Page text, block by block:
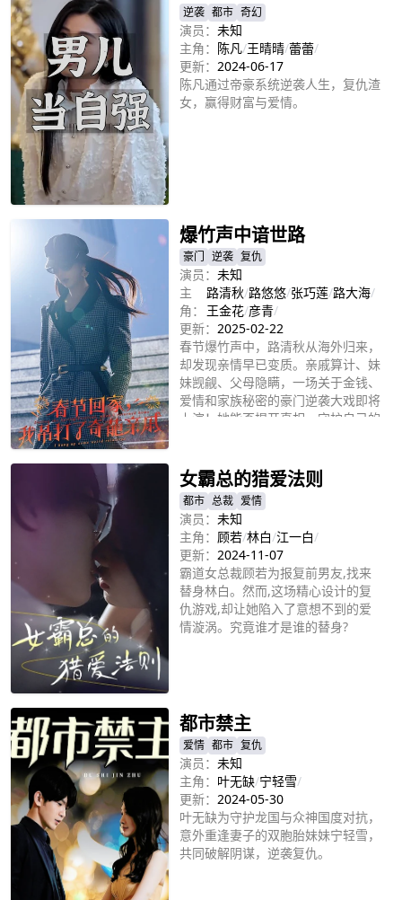
逆袭 都市 奇幻
演员： 未知
主角： 陈凡/王晴晴/蕾蕾/
更新： 2024-06-17
陈凡通过帝豪系统逆袭人生，复仇渣
女，赢得财富与爱情。
爆竹声中谙世路
豪门 逆袭 复仇
演员： 未知
主
角：
路清秋/路悠悠/张巧莲/路大海/
王金花/彦青/
更新： 2025-02-22
春节爆竹声中，路清秋从海外归来，
却发现亲情早已变质。亲戚算计、妹
妹觊觎、父母隐瞒，一场关于金钱、
爱情和家族秘密的豪门逆袭大戏即将
上演！她能否揭开真相，守护自己的
女霸总的猎爱法则
都市 总裁 爱情
演员： 未知
主角： 顾若/林白/江一白/
更新： 2024-11-07
霸道女总裁顾若为报复前男友,找来
替身林白。然而,这场精心设计的复
仇游戏,却让她陷入了意想不到的爱
情漩涡。究竟谁才是谁的替身?
都市禁主
爱情 都市 复仇
演员： 未知
主角： 叶无缺/宁轻雪/
更新： 2024-05-30
叶无缺为守护龙国与众神国度对抗，
意外重逢妻子的双胞胎妹妹宁轻雪，
共同破解阴谋，逆袭复仇。